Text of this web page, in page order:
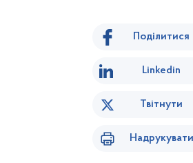
Поділитися
Linkedin
Твітнути
Надрукувати